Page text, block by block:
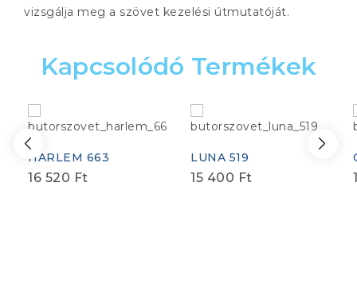
vizsgálja meg a szövet kezelési útmutatóját.
Kapcsolódó Termékek
HARLEM 663
16 520 Ft
LUNA 519
15 400 Ft